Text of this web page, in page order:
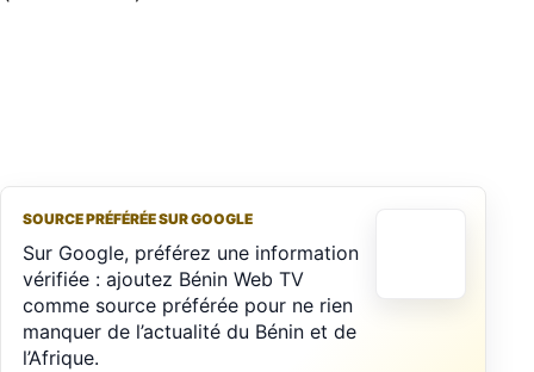
SOURCE PRÉFÉRÉE SUR GOOGLE
Sur Google, préférez une information
vérifiée : ajoutez Bénin Web TV
comme source préférée pour ne rien
manquer de l’actualité du Bénin et de
l’Afrique.